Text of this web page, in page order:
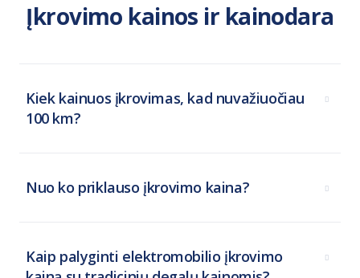
Įkrovimo kainos ir kainodara
Kiek kainuos įkrovimas, kad nuvažiuočiau
100 km?
Nuo ko priklauso įkrovimo kaina?
Kaip palyginti elektromobilio įkrovimo